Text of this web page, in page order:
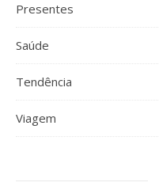
Presentes
Saúde
Tendência
Viagem